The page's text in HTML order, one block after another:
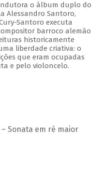
o álbum duplo do
Alessandro Santoro,
Santoro executa
barroco alemão
historicamente
liberdade criativa: o
que eram ocupadas
e pelo violoncelo.
Sonata em ré maior